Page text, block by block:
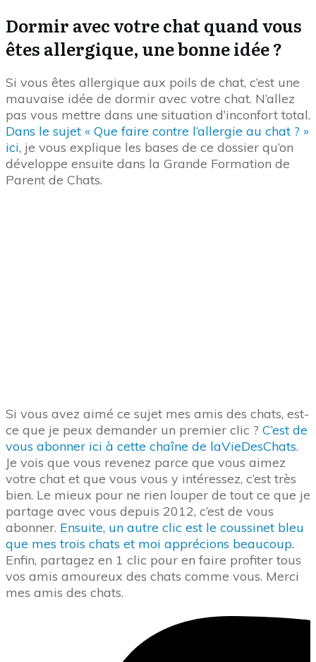
Dormir avec votre chat quand vous
êtes allergique, une bonne idée ?
Si vous êtes allergique aux poils de chat, c’est une
mauvaise idée de dormir avec votre chat. N’allez
pas vous mettre dans une situation d’inconfort total.
Dans le sujet « Que faire contre l’allergie au chat ? »
ici, je vous explique les bases de ce dossier qu’on
développe ensuite dans la Grande Formation de
Parent de Chats.
Si vous avez aimé ce sujet mes amis des chats, est-
ce que je peux demander un premier clic ? C’est de
vous abonner ici à cette chaîne de laVieDesChats.
Je vois que vous revenez parce que vous aimez
votre chat et que vous vous y intéressez, c’est très
bien. Le mieux pour ne rien louper de tout ce que je
partage avec vous depuis 2012, c’est de vous
abonner. Ensuite, un autre clic est le coussinet bleu
que mes trois chats et moi apprécions beaucoup.
Enfin, partagez en 1 clic pour en faire profiter tous
vos amis amoureux des chats comme vous. Merci
mes amis des chats.